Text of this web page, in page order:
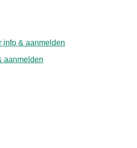
info & aanmelden
aanmelden